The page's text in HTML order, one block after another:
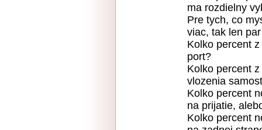
ma rozdielny
Pre tych, co
viac, tak len
Kolko percent
port?
Kolko percent
vlozenia
Kolko percent
na prijatie,
Kolko percent